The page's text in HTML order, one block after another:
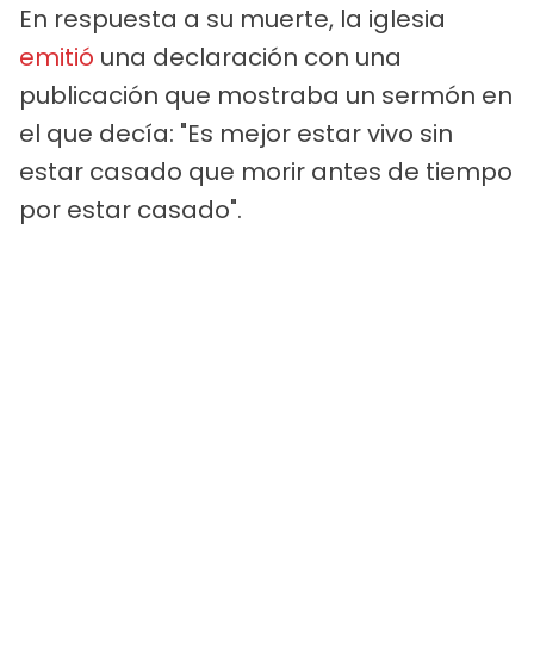
En respuesta a su muerte, la iglesia
emitió una declaración con una
publicación que mostraba un sermón en
el que decía: "Es mejor estar vivo sin
estar casado que morir antes de tiempo
por estar casado".